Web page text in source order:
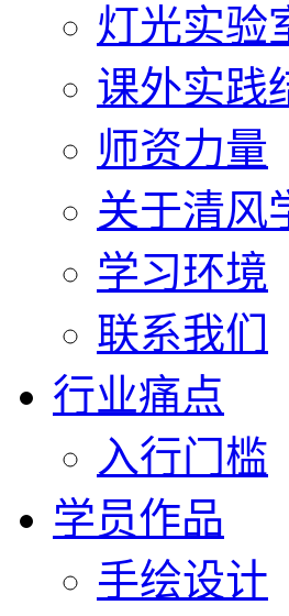
灯光实验
课外实践
师资力量
关于清风
学习环境
联系我们
行业痛点
入行门槛
学员作品
手绘设计